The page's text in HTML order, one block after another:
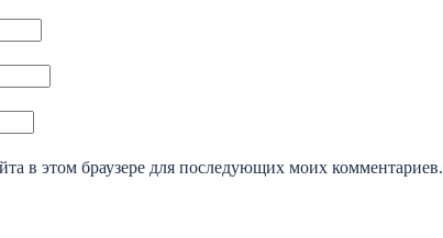
в этом браузере для последующих моих комментариев.